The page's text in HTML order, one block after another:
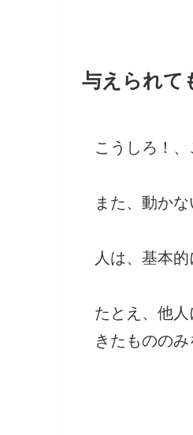
与えられて
こうしろ！
また、動か
人は、基本的
たとえ、他
きたもののみ